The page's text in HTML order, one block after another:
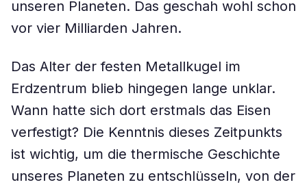
unseren Planeten. Das geschah wohl schon
vor vier Milliarden Jahren.
Das Alter der festen Metallkugel im
Erdzentrum blieb hingegen lange unklar.
Wann hatte sich dort erstmals das Eisen
verfestigt? Die Kenntnis dieses Zeitpunkts
ist wichtig, um die thermische Geschichte
unseres Planeten zu entschlüsseln, von der